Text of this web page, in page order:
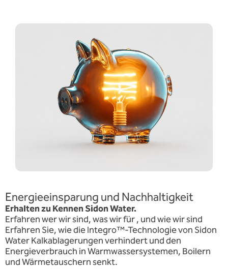
Energieeinsparung und Nachhaltigkeit
ErhaltenzuKennenSidonWater.
Erfahrenwerwirsind,waswirfür,undwiewir sind
Erfahren Sie, wie die Integro™-Technologie von Sidon
Water Kalkablagerungen verhindert und den
Energieverbrauch in Warmwassersystemen, Boilern
und Wärmetauschern senkt.